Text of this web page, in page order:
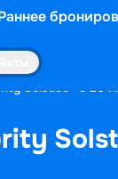
Solstice» с 26